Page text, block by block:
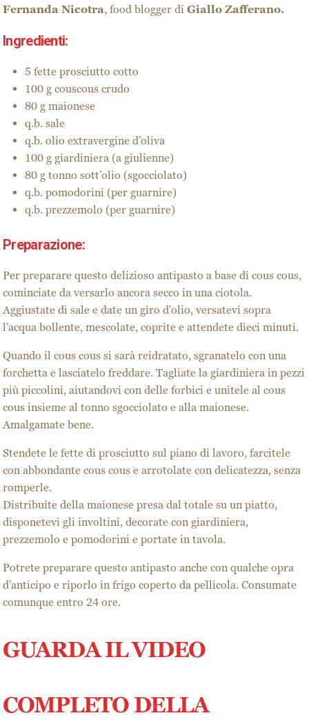
Fernanda Nicotra, food blogger di Giallo Zafferano.
Ingredienti:
5 fette prosciutto cotto
100 g couscous crudo
80 g maionese
q.b. sale
q.b. olio extravergine d’oliva
100 g giardiniera (a giulienne)
80 g tonno sott’olio (sgocciolato)
q.b. pomodorini (per guarnire)
q.b. prezzemolo (per guarnire)
Preparazione:
Per preparare questo delizioso antipasto a base di cous cous,
cominciate da versarlo ancora secco in una ciotola.
Aggiustate di sale e date un giro d’olio, versatevi sopra
l’acqua bollente, mescolate, coprite e attendete dieci minuti.
Quando il cous cous si sarà reidratato, sgranatelo con una
forchetta e lasciatelo freddare. Tagliate la giardiniera in pezzi
più piccolini, aiutandovi con delle forbici e unitele al cous
cous insieme al tonno sgocciolato e alla maionese.
Amalgamate bene.
Stendete le fette di prosciutto sul piano di lavoro, farcitele
con abbondante cous cous e arrotolate con delicatezza, senza
romperle.
Distribuite della maionese presa dal totale su un piatto,
disponetevi gli involtini, decorate con giardiniera,
prezzemolo e pomodorini e portate in tavola.
Potrete preparare questo antipasto anche con qualche opra
d’anticipo e riporlo in frigo coperto da pellicola. Consumate
comunque entro 24 ore.
GUARDA IL VIDEO
COMPLETO DELLA